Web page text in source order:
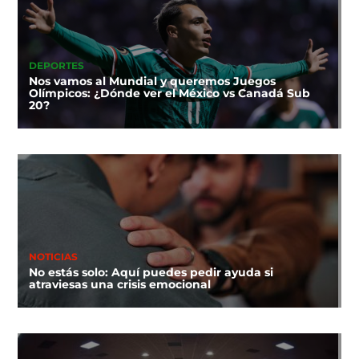
DEPORTES
Nos vamos al Mundial y queremos Juegos
Olímpicos: ¿Dónde ver el México vs Canadá Sub
20?
NOTICIAS
No estás solo: Aquí puedes pedir ayuda si
atraviesas una crisis emocional